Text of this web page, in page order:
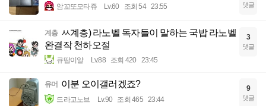
암꼬또모타쥬 Lv.60 조회 54 23:55 댓글
계층 ㅆ계층) 라노벨 독자들이 말하는 국밥 라노벨
완결작 천하오절
큐땁이알 Lv.88 조회 420 23:45
3
댓글
유머 이분 오이갤러겠죠?
드라고노브 Lv.90 조회 465 23:44
9
댓글